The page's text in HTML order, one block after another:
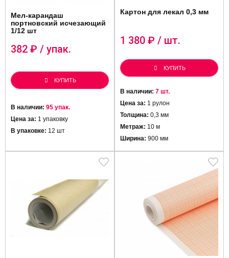
Мел-карандаш
портновский исчезающий
1/12 шт
382 ₽ / упак.
КУПИТЬ
В наличии: 95 упак.
Цена за: 1 упаковку
В упаковке: 12 шт
Картон для лекал 0,3 мм
1 380 ₽ / шт.
КУПИТЬ
В наличии: 7 шт.
Цена за: 1 рулон
Толщина: 0,3 мм
Метраж: 10 м
Ширина: 900 мм